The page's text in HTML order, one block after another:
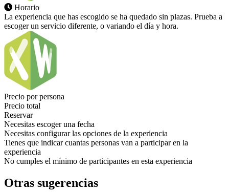
Horario
La experiencia que has escogido se ha quedado sin plazas. Prueba a
escoger un servicio diferente, o variando el día y hora.
Precio por persona
Precio total
Reservar
Necesitas escoger una fecha
Necesitas configurar las opciones de la experiencia
Tienes que indicar cuantas personas van a participar en la
experiencia
No cumples el mínimo de participantes en esta experiencia
Otras sugerencias